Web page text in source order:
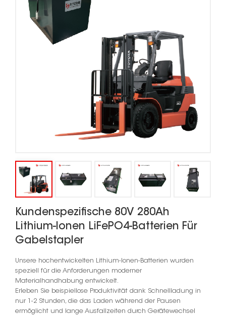
Kundenspezifische 80V 280Ah
Lithium-Ionen LiFePO4-Batterien Für
Gabelstapler
Unsere hochentwickelten Lithium-Ionen-Batterien wurden
speziell für die Anforderungen moderner
Materialhandhabung entwickelt.
Erleben Sie beispiellose Produktivität dank Schnellladung in
nur 1-2 Stunden, die das Laden während der Pausen
ermöglicht und lange Ausfallzeiten durch Gerätewechsel